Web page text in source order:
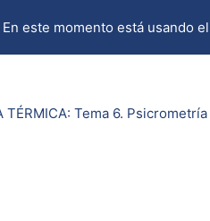
En este momento está usando
TÉRMICA: Tema 6. Psicrometría